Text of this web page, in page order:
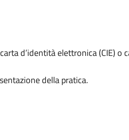
d’identità elettronica (CIE) o
della pratica.